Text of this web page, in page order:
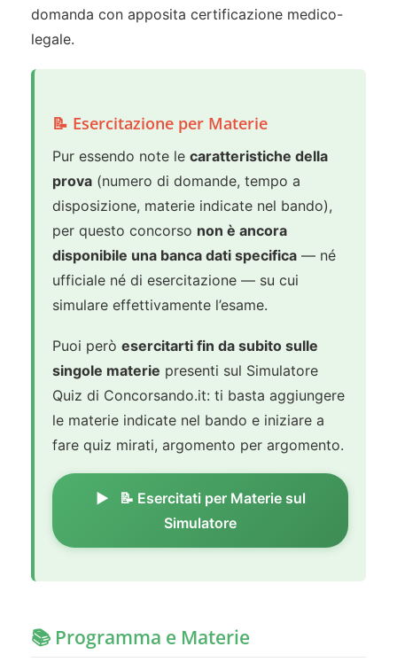
domanda con apposita certificazione medico-
legale.
📝 Esercitazione per Materie
Pur essendo note le caratteristiche della
prova (numero di domande, tempo a
disposizione, materie indicate nel bando),
per questo concorso non è ancora
disponibile una banca dati specifica — né
ufficiale né di esercitazione — su cui
simulare effettivamente l’esame.
Puoi però esercitarti fin da subito sulle
singole materie presenti sul Simulatore
Quiz di Concorsando.it: ti basta aggiungere
le materie indicate nel bando e iniziare a
fare quiz mirati, argomento per argomento.
📝 Esercitati per Materie sul
Simulatore
📚 Programma e Materie